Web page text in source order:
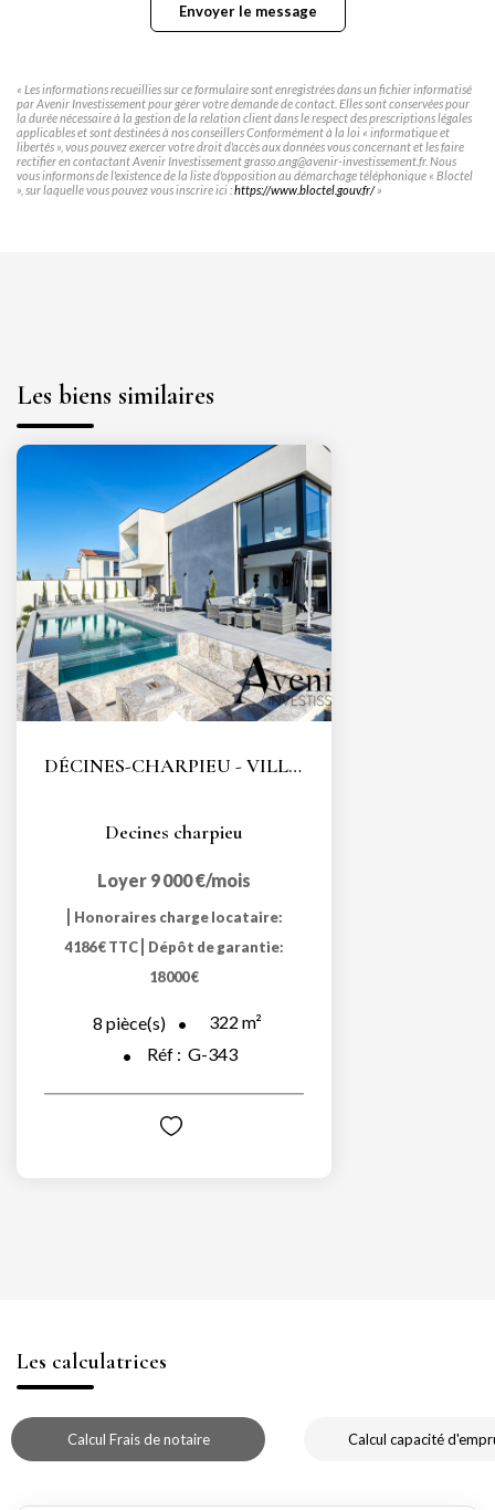
Envoyer le message
« Les informations recueillies sur ce formulaire sont enregistrées dans un fichier informatisé
par Avenir Investissement pour gérer votre demande de contact. Elles sont conservées pour
la durée nécessaire à la gestion de la relation client dans le respect des prescriptions légales
applicables et sont destinées à nos conseillers Conformément à la loi « informatique et
libertés », vous pouvez exercer votre droit d'accès aux données vous concernant et les faire
rectifier en contactant Avenir Investissement grasso.ang@avenir-investissement.fr. Nous
vous informons de l'existence de la liste d'opposition au démarchage téléphonique « Bloctel
», sur laquelle vous pouvez vous inscrire ici :https://www.bloctel.gouv.fr/»
Les biens similaires
DÉCINES-CHARPIEU - VILLA CONTEMPORAINE - 322 m2 -5...
Decines charpieu
Loyer 9 000 €/mois
| Honoraires charge locataire:
4 186 € TTC| Dépôt de garantie:
18 000 €
8 pièce(s) 322 m²
Réf : G-343
Les calculatrices
Calcul Frais de notaire Calcul capacité